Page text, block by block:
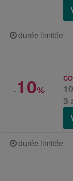
durée limitée
-10%
3
durée limitée